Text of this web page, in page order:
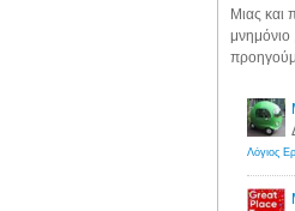
Μιας και
μνημόνιο